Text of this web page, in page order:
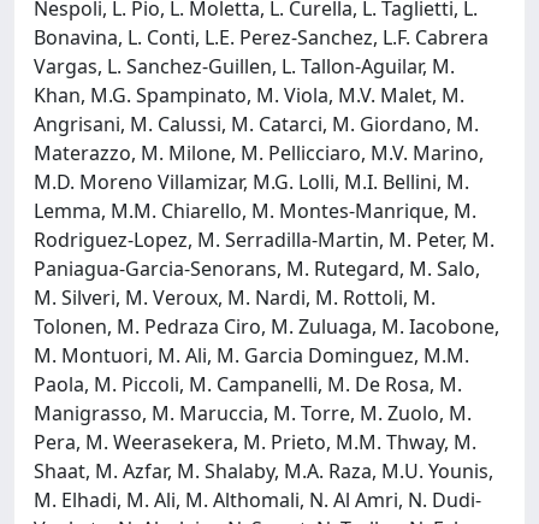
Nespoli, L. Pio, L. Moletta, L. Curella, L. Taglietti, L.
Bonavina, L. Conti, L.E. Perez-Sanchez, L.F. Cabrera
Vargas, L. Sanchez-Guillen, L. Tallon-Aguilar, M.
Khan, M.G. Spampinato, M. Viola, M.V. Malet, M.
Angrisani, M. Calussi, M. Catarci, M. Giordano, M.
Materazzo, M. Milone, M. Pellicciaro, M.V. Marino,
M.D. Moreno Villamizar, M.G. Lolli, M.I. Bellini, M.
Lemma, M.M. Chiarello, M. Montes-Manrique, M.
Rodriguez-Lopez, M. Serradilla-Martin, M. Peter, M.
Paniagua-Garcia-Senorans, M. Rutegard, M. Salo,
M. Silveri, M. Veroux, M. Nardi, M. Rottoli, M.
Tolonen, M. Pedraza Ciro, M. Zuluaga, M. Iacobone,
M. Montuori, M. Ali, M. Garcia Dominguez, M.M.
Paola, M. Piccoli, M. Campanelli, M. De Rosa, M.
Manigrasso, M. Maruccia, M. Torre, M. Zuolo, M.
Pera, M. Weerasekera, M. Prieto, M.M. Thway, M.
Shaat, M. Azfar, M. Shalaby, M.A. Raza, M.U. Younis,
M. Elhadi, M. Ali, M. Althomali, N. Al Amri, N. Dudi-